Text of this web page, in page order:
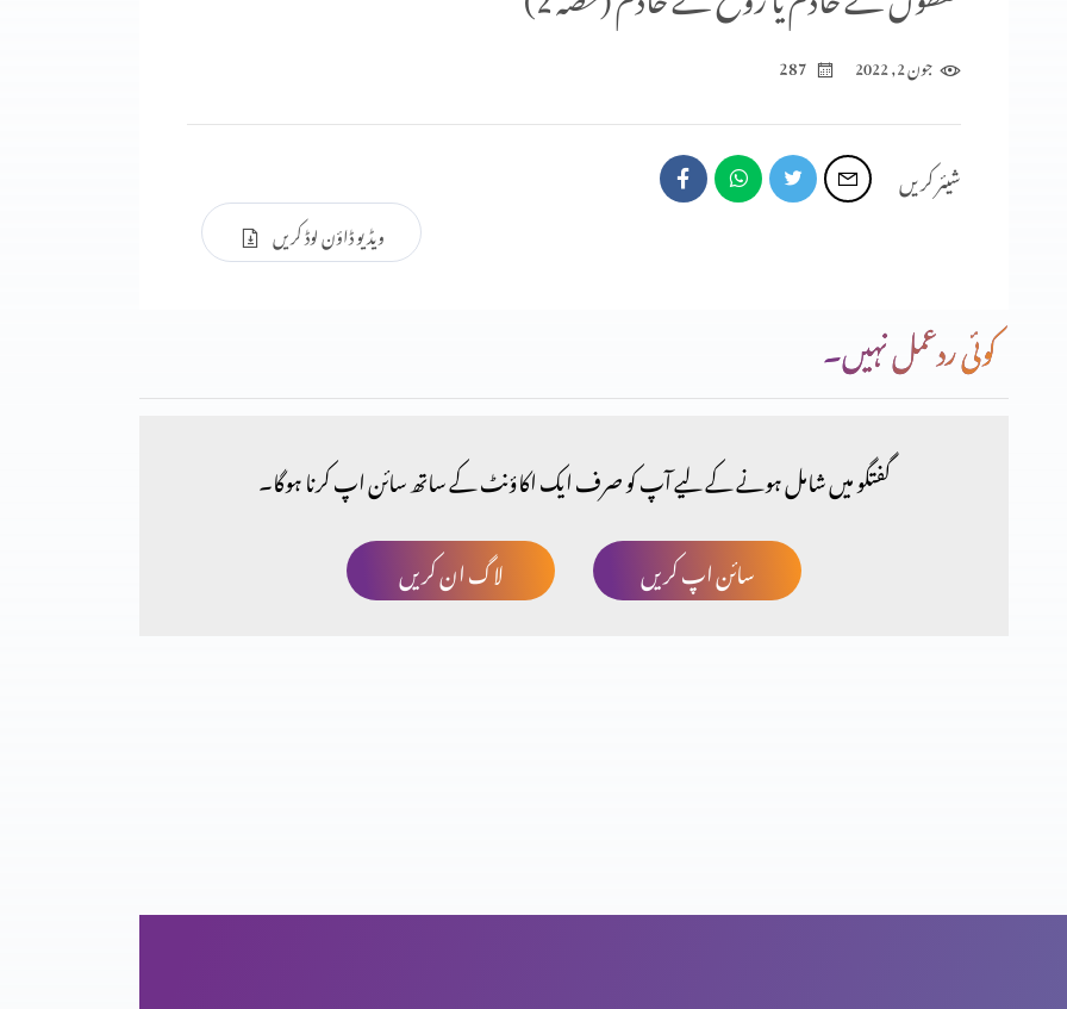
جون 2, 2022 287
شیئر کریں
ویڈیو ڈاؤن لوڈ کریں
کوئی ردعمل نہیں۔
گفتگو میں شامل ہونے کے لیے آپ کو صرف ایک اکاؤنٹ کے ساتھ سائن اپ کرنا ہوگا۔
لاگ ان کریں
سائن اپ کریں